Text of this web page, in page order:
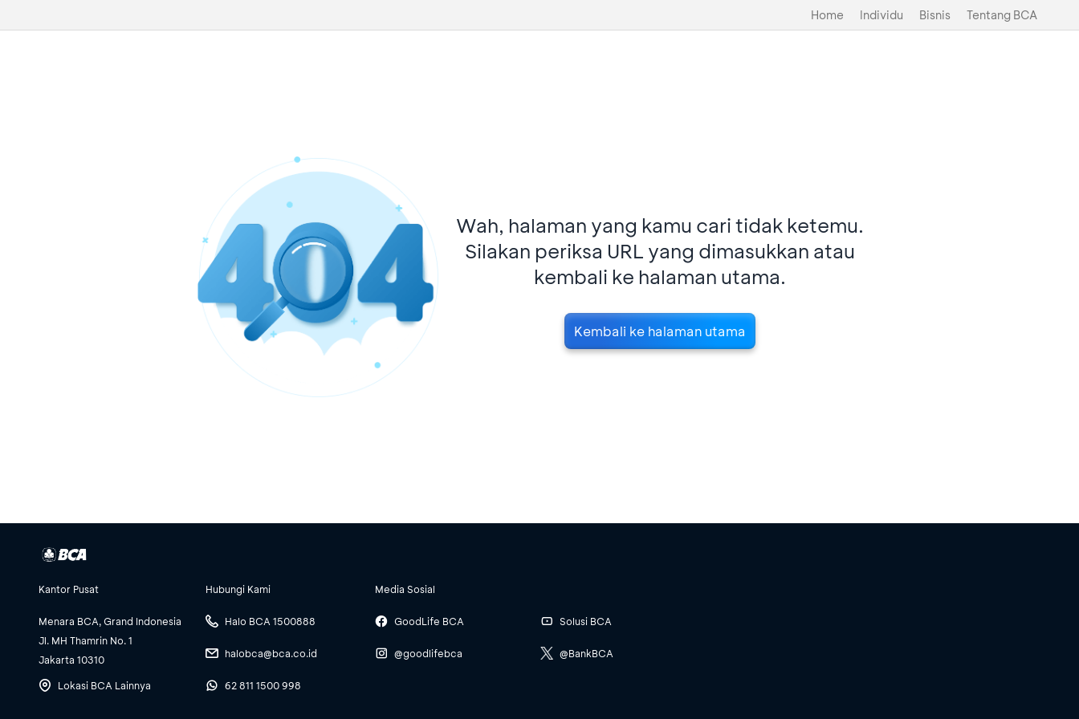
Home Individu Bisnis Tentang BCA
Wah, halaman yang kamu cari tidak ketemu.
Silakan periksa URL yang dimasukkan atau
kembali ke halaman utama.
Kembali ke halaman utama
Kantor Pusat
Menara BCA, Grand Indonesia
Jl. MH Thamrin No. 1
Jakarta 10310
Lokasi BCA Lainnya
Hubungi Kami
Halo BCA 1500888
halobca@bca.co.id
62 811 1500 998
Media Sosial
GoodLife BCA
@goodlifebca
Solusi BCA
@BankBCA